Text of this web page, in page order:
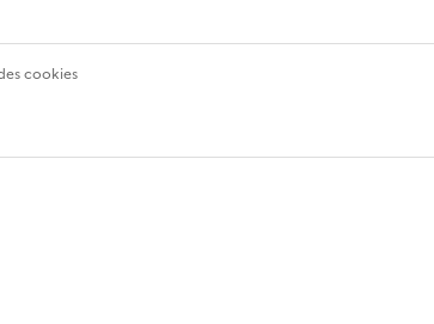
cookies